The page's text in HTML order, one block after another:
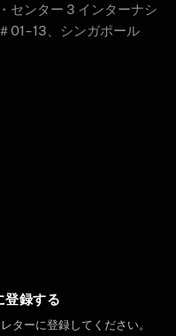
センター 3 インターナシ
01-13、シンガポール
登録する
ターに登録してください。